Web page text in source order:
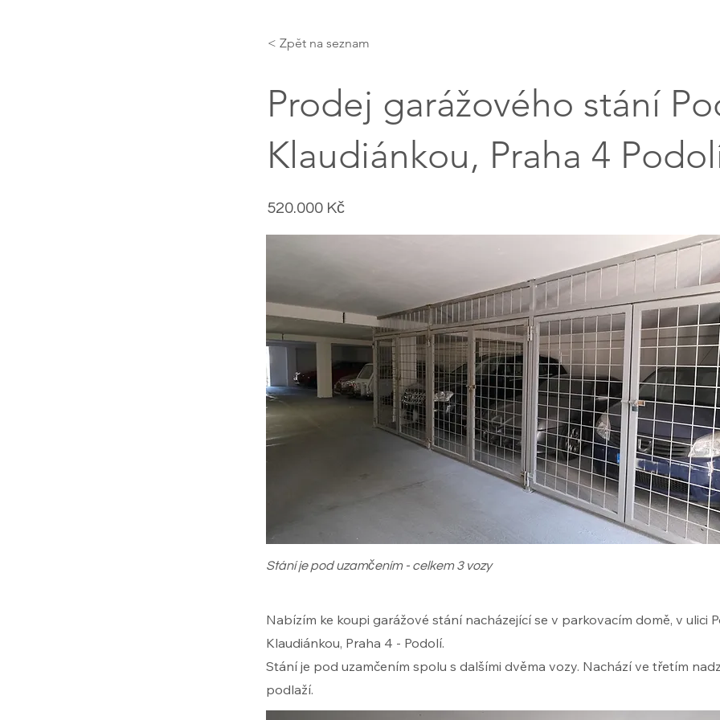
< Zpět na seznam
Prodej garážového stání
Klaudiánkou, Praha 4
520.000 Kč
​
Stání je pod uzamčením - celkem 3 vozy
Nabízím ke koupi garážové stání nacházející se v parkovacím domě, v ulici
Klaudiánkou, Praha 4 - Podolí.
Stání je pod uzamčením spolu s dalšími dvěma vozy. Nachází ve třetím
podlaží.